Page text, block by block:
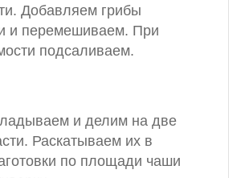
Добавляем грибы
и перемешиваем. При
подсаливаем.
и делим на две
Раскатываем их в
по площади чаши